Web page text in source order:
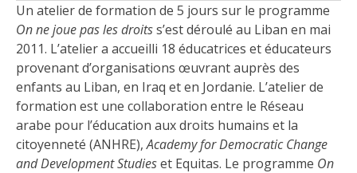
Un atelier de formation de 5 jours sur le programme
On ne joue pas les droitss’est déroulé au Liban en mai
2011. L’atelier a accueilli 18 éducatrices et éducateurs
provenant d’organisations œuvrant auprès des
enfants au Liban, en Iraq et en Jordanie. L’atelier de
formation est une collaboration entre le Réseau
arabe pour l’éducation aux droits humains et la
citoyenneté (ANHRE),Academy for Democratic Change
and DevelopmentStudieset Equitas. Le programme On